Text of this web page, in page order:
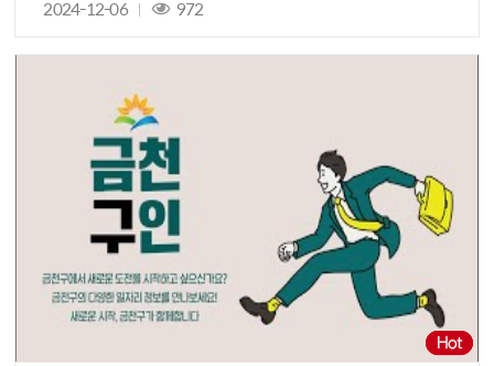
2024-12-06 972